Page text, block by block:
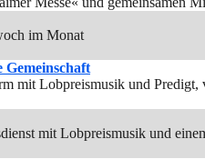
im Monat
Gemeinschaft
mit Lobpreismusik und Predigt,
mit Lobpreismusik und